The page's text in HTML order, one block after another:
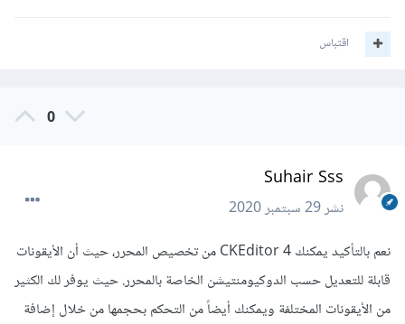
اقتباس
0
Suhair Sss
نشر29 سبتمبر 2020
نعم بالتأكيد يمكنك CKEditor 4 من تخصيص المحرر، حيث أن الأيقونات
قابلة للتعديل حسب الدوكيومنتيشن الخاصة بالمحرر. حيث يوفر لك الكثير
من الأيقونات المختلفة ويمكنك أيضاً من التحكم بحجمها من خلال إضافة